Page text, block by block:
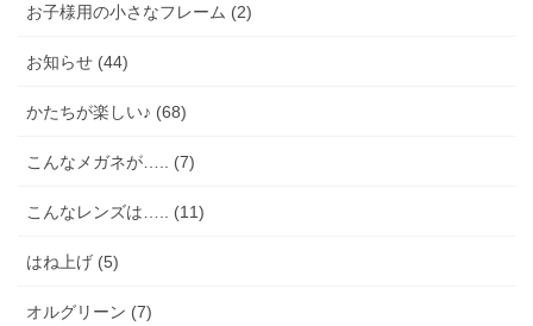
お子様用の小さなフレーム (2)
お知らせ (44)
かたちが楽しい♪ (68)
こんなメガネが….. (7)
こんなレンズは….. (11)
はね上げ (5)
オルグリーン (7)